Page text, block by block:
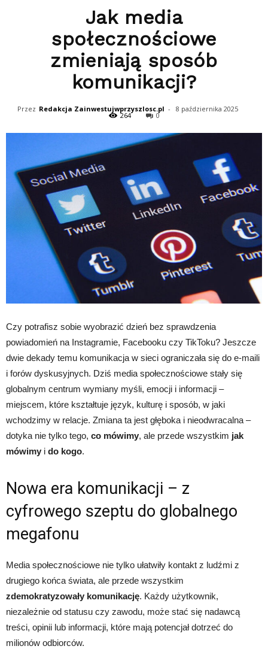
Jak media
społecznościowe
zmieniają sposób
komunikacji?
Przez Redakcja Zainwestujwprzyszlosc.pl - 8 października 2025
264 0
Czy potrafisz sobie wyobrazić dzień bez sprawdzenia
powiadomień na Instagramie, Facebooku czy TikToku? Jeszcze
dwie dekady temu komunikacja w sieci ograniczała się do e-maili
i forów dyskusyjnych. Dziś media społecznościowe stały się
globalnym centrum wymiany myśli, emocji i informacji –
miejscem, które kształtuje język, kulturę i sposób, w jaki
wchodzimy w relacje. Zmiana ta jest głęboka i nieodwracalna –
dotyka nie tylko tego, co mówimy, ale przede wszystkim jak
mówimy i do kogo.
Nowa era komunikacji – z
cyfrowego szeptu do globalnego
megafonu
Media społecznościowe nie tylko ułatwiły kontakt z ludźmi z
drugiego końca świata, ale przede wszystkim
zdemokratyzowały komunikację. Każdy użytkownik,
niezależnie od statusu czy zawodu, może stać się nadawcą
treści, opinii lub informacji, które mają potencjał dotrzeć do
milionów odbiorców.